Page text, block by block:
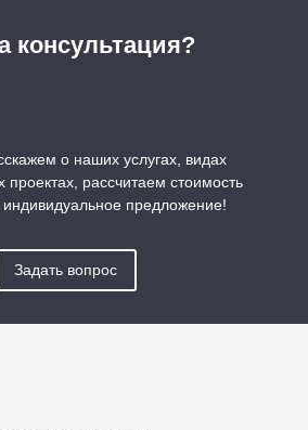
консультация?
о наших услугах, видах
проектах, рассчитаем стоимость
индивидуальное предложение!
Задать вопрос